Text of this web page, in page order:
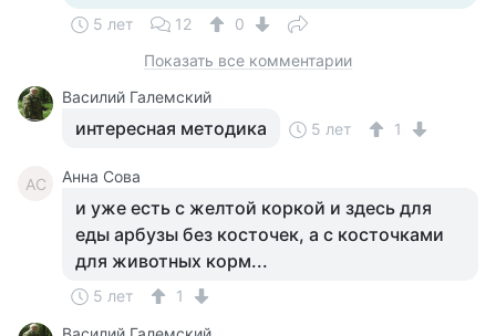
5 лет 12
0
Показать все комментарии
Василий Галемский
интересная методика 5 лет 1
АС Анна Сова
и уже есть с желтой коркой и здесь для
еды арбузы без косточек, а с косточками
для животных корм...
5 лет
1